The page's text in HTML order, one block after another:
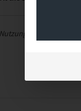
lizenziert